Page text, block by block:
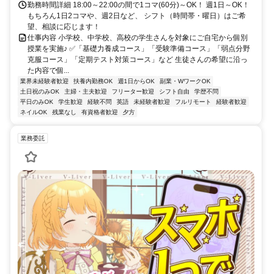
勤務時間詳細 18:00～22:00の間で1コマ(60分)～OK！ 週1日～OK！
もちろん1日2コマや、週2日など、 シフト（時間帯・曜日）はご希
望、相談に応じます！
仕事内容 小学校、中学校、高校の学生さんを対象にご自宅から個別
授業を実施♪ ✅「基礎力養成コース」「受験準備コース」「弱点分野
克服コース」「定期テスト対策コース」など 生徒さんの希望に沿っ
た内容で個...
業界未経験者歓迎 扶養内勤務OK 週1日からOK
副業・WワークOK
土日祝のみOK
主婦・主夫歓迎 フリーター歓迎 シフト自由
学歴不問
平日のみOK
学生歓迎 経験不問 英語 未経験者歓迎 フルリモート
経験者歓迎
ネイルOK
残業なし 有資格者歓迎 夕方
業務委託